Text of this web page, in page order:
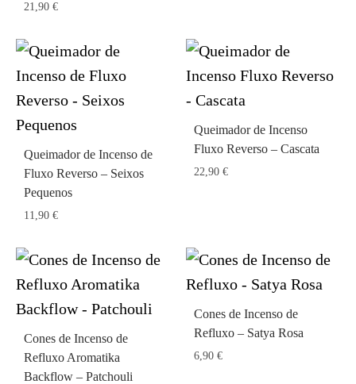
21,90 €
Queimador de Incenso de
Fluxo Reverso – Seixos
Pequenos
11,90 €
Queimador de Incenso
Fluxo Reverso – Cascata
22,90 €
Cones de Incenso de
Refluxo Aromatika
Backflow – Patchouli
Cones de Incenso de
Refluxo – Satya Rosa
6,90 €